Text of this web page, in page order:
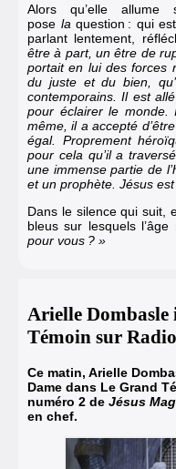
Alors qu’elle
pose laquestion : qui
parlant lentement,
être à part, un être de
portait en lui des forces
du juste et du bien,
contemporains. Il est
pour éclairer le monde.
même, il a accepté
égal. Proprement
pour cela qu’il a
une immense partie de
et un prophète. Jésus
Dans le silence qui suit,
bleus sur lesquels l’âge
pour vous ? »
Arielle Dombasle
Témoin sur
Ce matin, Arielle
Dame dans Le Grand
numéro 2 de Jésus
en chef.